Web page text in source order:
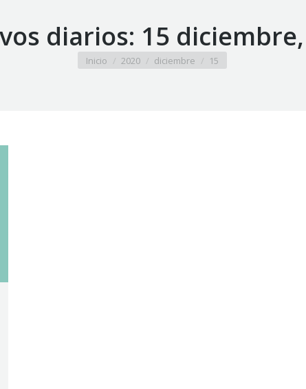
diarios: 15
Estás aquí:
Inicio 2020 diciembre 15